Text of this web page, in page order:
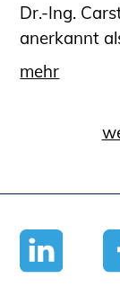
Dr.-Ing.
anerkannt
mehr